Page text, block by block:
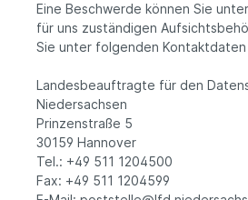
Eine Beschwerde können Sie
für uns zuständigen
Sie unter folgenden
Landesbeauftragte für den
Niedersachsen
Prinzenstraße 5
30159 Hannover
Tel.: +49 511 1204500
Fax: +49 511 1204599